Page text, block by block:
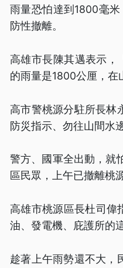
雨量恐怕達到1800毫
防性撤離。
高雄市長陳其邁表示
的雨量是1800公厘，在
高市警桃源分駐所長林
防災指示、勿往山間水
警方、國軍全出動，就
區民眾，上午已撤離桃
高雄市桃源區長杜司偉
油、發電機、庇護所的
趁著上午雨勢還不大，